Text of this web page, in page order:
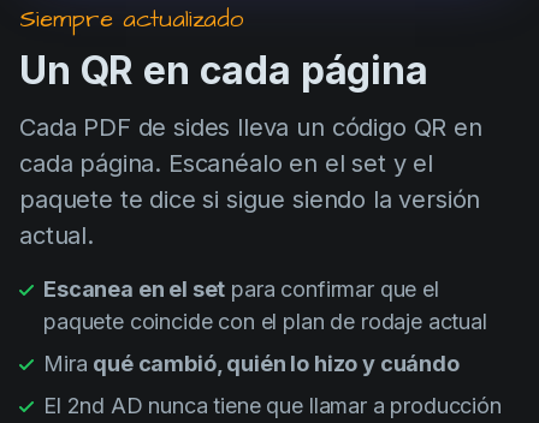
Siempre actualizado
Un QR en cada página
Cada PDF de sides lleva un código QR en
cada página. Escanéalo en el set y el
paquete te dice si sigue siendo la versión
actual.
Escanea en el set para confirmar que el
paquete coincide con el plan de rodaje actual
Mira qué cambió, quién lo hizo y cuándo
El 2nd AD nunca tiene que llamar a producción